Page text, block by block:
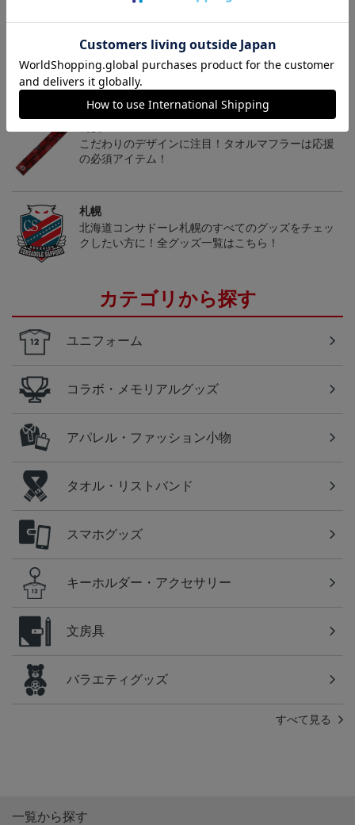
トピックス
こだわりのデザインに注目！タオルマフラーは応援
の必須アイテム！
札幌
北海道コンサドーレ札幌のすべてのグッズをチェッ
クしたい方に！全グッズ一覧はこちら！
カテゴリから探す
ユニフォーム
コラボ・メモリアルグッズ
アパレル・ファッション小物
タオル・リストバンド
スマホグッズ
キーホルダー・アクセサリー
文房具
バラエティグッズ
すべて見る
一覧から探す